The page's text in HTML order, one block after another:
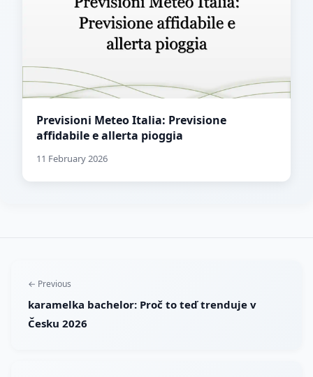
Previsioni Meteo Italia: Previsione
affidabile e allerta pioggia
11 February 2026
← Previous
karamelka bachelor: Proč to teď trenduje v
Česku 2026